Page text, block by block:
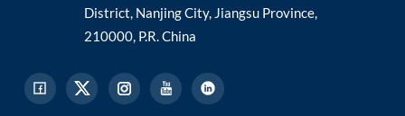
District, Nanjing City, Jiangsu Province,
210000, P.R. China